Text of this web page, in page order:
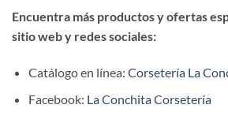
Encuentra más productos y ofertas
sitio web y redes sociales:
Catálogo en línea: Corsetería La
Facebook: La Conchita Corsetería